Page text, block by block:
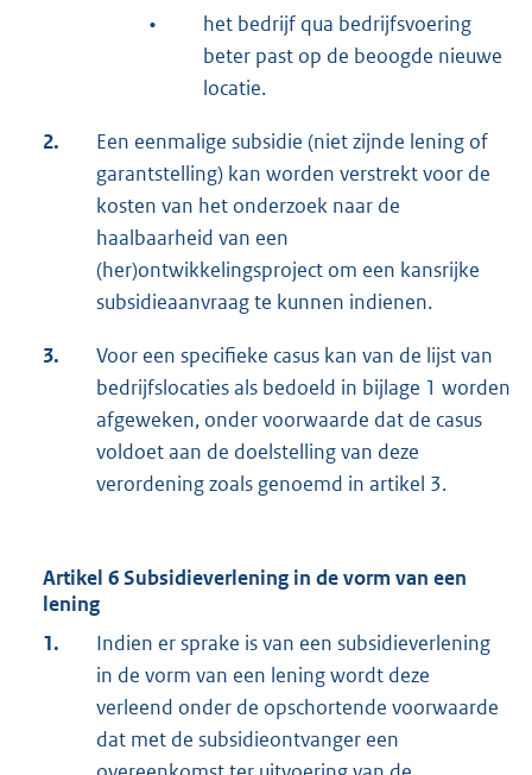
•
het bedrijf qua bedrijfsvoering
beter past op de beoogde nieuwe
locatie.
2.
Een eenmalige subsidie (niet zijnde lening of
garantstelling) kan worden verstrekt voor de
kosten van het onderzoek naar de
haalbaarheid van een
(her)ontwikkelingsproject om een kansrijke
subsidieaanvraag te kunnen indienen.
3.
Voor een specifieke casus kan van de lijst van
bedrijfslocaties als bedoeld in bijlage 1 worden
afgeweken, onder voorwaarde dat de casus
voldoet aan de doelstelling van deze
verordening zoals genoemd in artikel 3.
Artikel 6 Subsidieverlening in de vorm van een
lening
1.
Indien er sprake is van een subsidieverlening
in de vorm van een lening wordt deze
verleend onder de opschortende voorwaarde
dat met de subsidieontvanger een